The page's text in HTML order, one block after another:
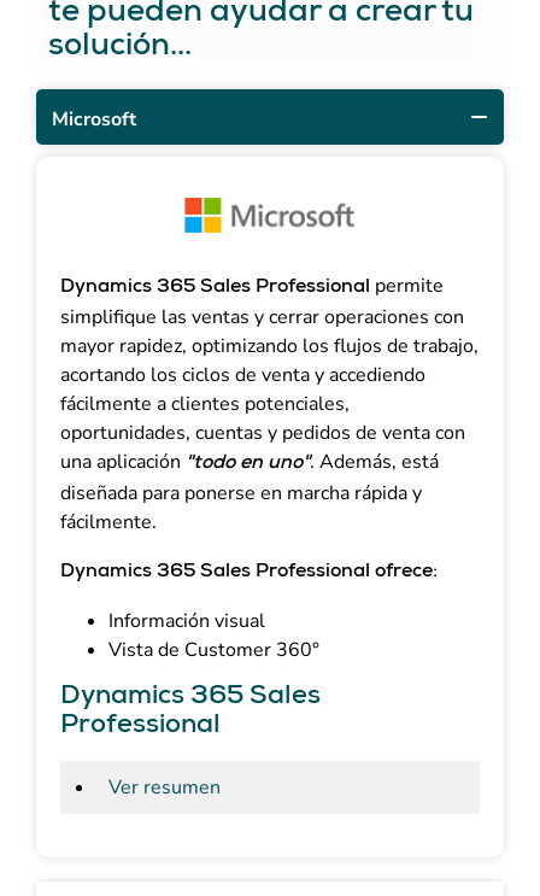
te pueden ayudar a crear tu
solución...
Microsoft
Dynamics 365 Sales Professional permite
simplifique las ventas y cerrar operaciones con
mayor rapidez, optimizando los flujos de trabajo,
acortando los ciclos de venta y accediendo
fácilmente a clientes potenciales,
oportunidades, cuentas y pedidos de venta con
una aplicación "todo en uno". Además, está
diseñada para ponerse en marcha rápida y
fácilmente.
Dynamics 365 Sales Professional ofrece:
Información visual
Vista de Customer 360°
Dynamics 365 Sales
Professional
Ver resumen